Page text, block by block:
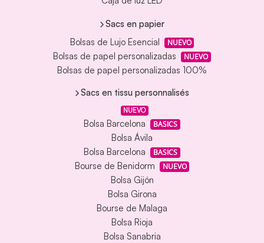
Sacs en papier
Bolsas de Lujo Esencial
NUEVO
Bolsas de papel personalizadas NUEVO
Bolsas de papel personalizadas 100%
Sacs en tissu personnalisés
NUEVO
Bolsa Barcelona BASICS
Bolsa Ávila
Bolsa Barcelona
BASICS
Bourse de Benidorm NUEVO
Bolsa Gijón
Bolsa Girona
Bourse de Malaga
Bolsa Rioja
Bolsa Sanabria